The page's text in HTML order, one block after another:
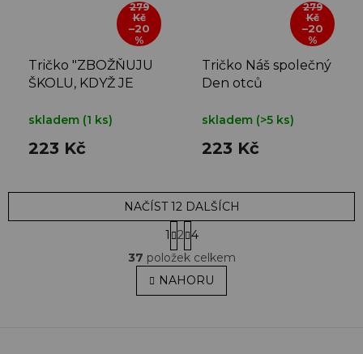
279
Kč
–20
%
Tričko "ZBOŽŇUJU
ŠKOLU, KDYŽ JE
skladem (1 ks)
223 Kč
279
Kč
–20
%
Tričko Náš společný
Den otců
skladem (>5 ks)
223 Kč
O
v
l
á
NAČÍST 12 DALŠÍCH
S
t
r
á
n
k
1 2 4
37 položek celkem
NAHORU